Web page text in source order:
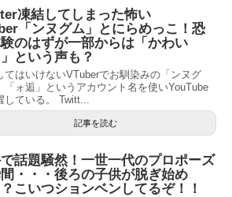
凍結してしまった怖い
「ンヌグム」とにらめっこ！恐
のはずが一部からは「かわい
という声も？
てはいけないVTuberでお馴染みの「ンヌグ
「ォ逅」というアカウント名を使いYouTube
している。 Twitt...
記事を読む
話題騒然！一世一代のプロポーズ
・・・後ろの子供が脱ぎ始め
こいつションベンしてるぞ！！